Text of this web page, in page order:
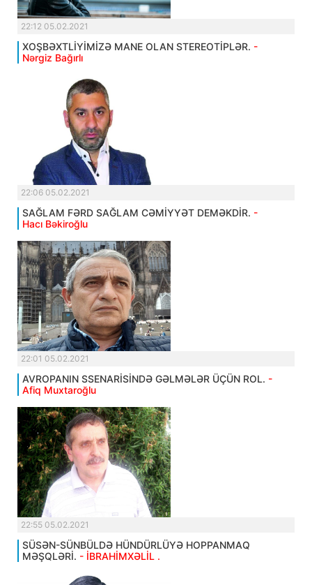
22:12 05.02.2021
XOŞBƏXTLİYİMİZƏ MANE OLAN STEREOTİPLƏR. -
Nərgiz Bağırlı
22:06 05.02.2021
SAĞLAM FƏRD SAĞLAM CƏMİYYƏT DEMƏKDİR. -
Hacı Bəkiroğlu
22:01 05.02.2021
AVROPANIN SSENARİSİNDƏ GƏLMƏLƏR ÜÇÜN ROL. -
Afiq Muxtaroğlu
22:55 05.02.2021
SÜSƏN-SÜNBÜLDƏ HÜNDÜRLÜYƏ HOPPANMAQ
MƏŞQLƏRİ. - İBRAHİMXƏLİL .